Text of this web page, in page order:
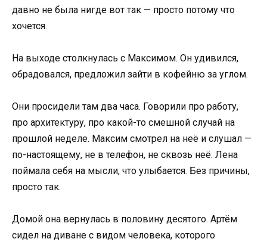
давно не была нигде вот так — просто потому что
хочется.
На выходе столкнулась с Максимом. Он удивился,
обрадовался, предложил зайти в кофейню за углом.
Они просидели там два часа. Говорили про работу,
про архитектуру, про какой-то смешной случай на
прошлой неделе. Максим смотрел на неё и слушал —
по-настоящему, не в телефон, не сквозь неё. Лена
поймала себя на мысли, что улыбается. Без причины,
просто так.
Домой она вернулась в половину десятого. Артём
сидел на диване с видом человека, которого